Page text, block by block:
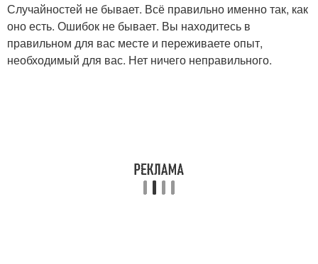
Случайностей не бывает. Всё правильно именно так, как
оно есть. Ошибок не бывает. Вы находитесь в
правильном для вас месте и переживаете опыт,
необходимый для вас. Нет ничего неправильного.